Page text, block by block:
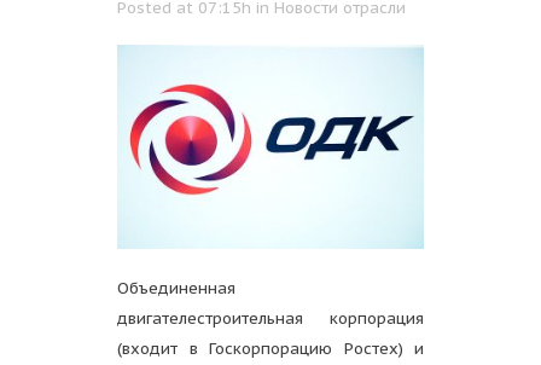
Posted at 07:15h in Новости отрасли
Объединенная
двигателестроительная корпорация
(входит в Госкорпорацию Ростех) и